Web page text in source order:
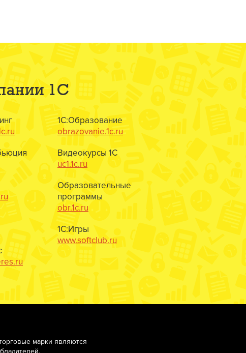
1С
1С:Образование
obrazovanie.1c.ru
Видеокурсы 1С
uc1.1c.ru
Образовательные
программы
obr.1c.ru
1С:Игры
www.softclub.ru
марки являются